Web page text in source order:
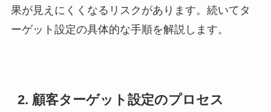
果が見えにくくなるリスクがあります。続いてタ
ーゲット設定の具体的な手順を解説します。
2. 顧客ターゲット設定のプロセス